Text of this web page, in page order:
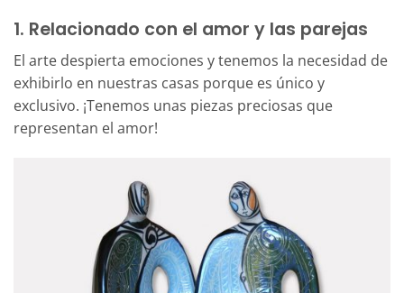
1. Relacionado con el amor y las parejas
El arte despierta emociones y tenemos la necesidad de
exhibirlo en nuestras casas porque es único y
exclusivo. ¡Tenemos unas piezas preciosas que
representan el amor!